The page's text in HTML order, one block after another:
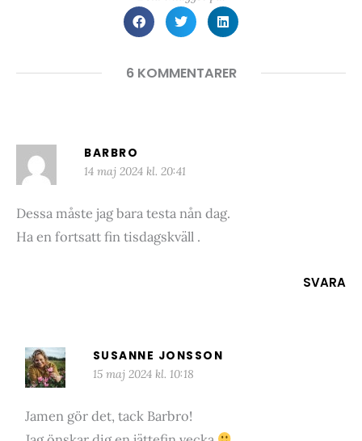
6 KOMMENTARER
BARBRO
14 maj 2024 kl. 20:41
Dessa måste jag bara testa nån dag.
Ha en fortsatt fin tisdagskväll .
SVARA
SUSANNE JONSSON
15 maj 2024 kl. 10:18
Jamen gör det, tack Barbro!